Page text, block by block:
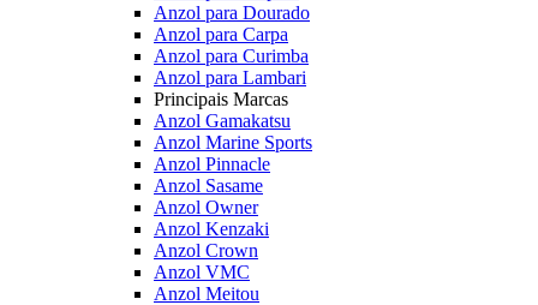
Anzol para Dourado
Anzol para Carpa
Anzol para Curimba
Anzol para Lambari
Principais Marcas
Anzol Gamakatsu
Anzol Marine Sports
Anzol Pinnacle
Anzol Sasame
Anzol Owner
Anzol Kenzaki
Anzol Crown
Anzol VMC
Anzol Meitou